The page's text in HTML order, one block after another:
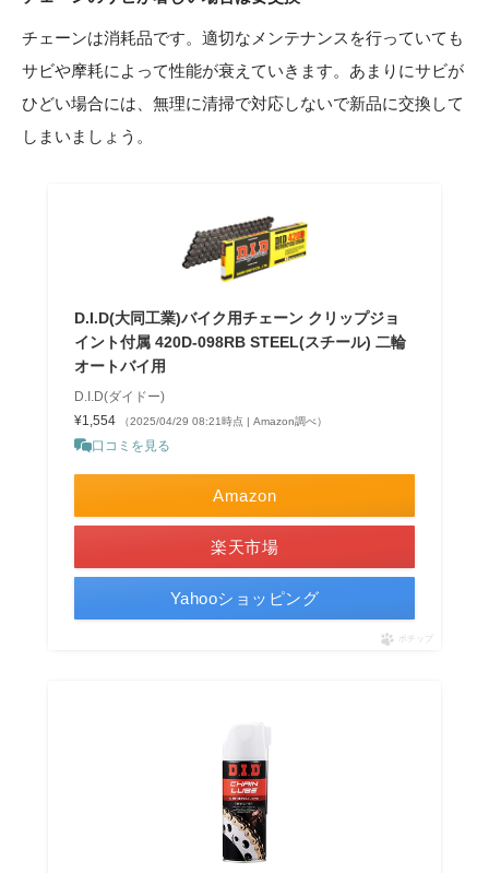
チェーンは消耗品です。適切なメンテナンスを行っていても
サビや摩耗によって性能が衰えていきます。あまりにサビが
ひどい場合には、無理に清掃で対応しないで新品に交換して
しまいましょう。
D.I.D(大同工業)バイク用チェーン クリップジョ
イント付属 420D-098RB STEEL(スチール) 二輪
オートバイ用
D.I.D(ダイドー)
¥1,554
（2025/04/29 08:21時点 | Amazon調べ）
口コミを見る
Amazon
楽天市場
Yahooショッピング
ポチップ